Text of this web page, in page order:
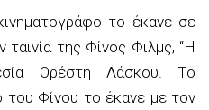
το έκανε σε
ταινία της Φίνος Φιλμς, “Η
Ορέστη Λάσκου. Το
του Φίνου το έκανε με τον